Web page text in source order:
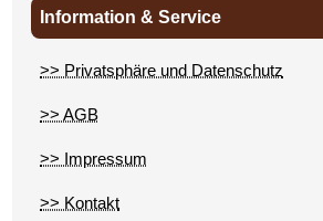
Information & Service
>> Privatsphäre und Datenschutz
>> AGB
>> Impressum
>> Kontakt